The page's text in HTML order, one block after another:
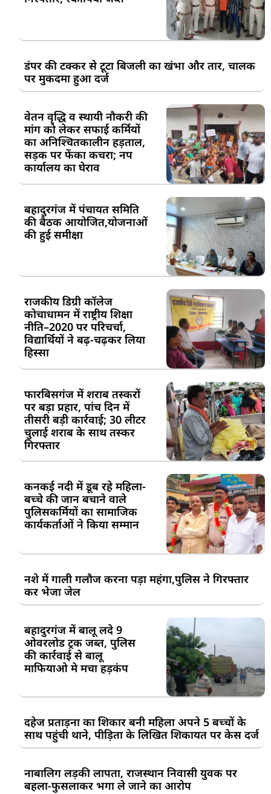
डंपर की टक्कर से टूटा बिजली का खंभा और तार, चालक
पर मुकदमा हुआ दर्ज
वेतन वृद्धि व स्थायी नौकरी की
मांग को लेकर सफाई कर्मियों
का अनिश्चितकालीन हड़ताल,
सड़क पर फेंका कचरा; नप
कार्यालय का घेराव
बहादुरगंज में पंचायत समिति
की बैठक आयोजित,योजनाओं
की हुई समीक्षा
राजकीय डिग्री कॉलेज
कोचाधामन में राष्ट्रीय शिक्षा
नीति–2020 पर परिचर्चा,
विद्यार्थियों ने बढ़-चढ़कर लिया
हिस्सा
फारबिसगंज में शराब तस्करों
पर बड़ा प्रहार, पांच दिन में
तीसरी बड़ी कार्रवाई; 30 लीटर
चुलाई शराब के साथ तस्कर
गिरफ्तार
कनकई नदी में डूब रहे महिला-
बच्चे की जान बचाने वाले
पुलिसकर्मियों का सामाजिक
कार्यकर्ताओं ने किया सम्मान
नशे में गाली गलौज करना पड़ा महंगा,पुलिस ने गिरफ्तार
कर भेजा जेल
बहादुरगंज में बालू लदे 9
ओवरलोड ट्रक जब्त, पुलिस
की कार्रवाई से बालू
माफियाओ मे मचा हड़कंप
दहेज प्रताड़ना का शिकार बनी महिला अपने 5 बच्चों के
साथ पहुंची थाने, पीड़िता के लिखित शिकायत पर केस दर्ज
नाबालिग लड़की लापता, राजस्थान निवासी युवक पर
बहला-फुसलाकर भगा ले जाने का आरोप